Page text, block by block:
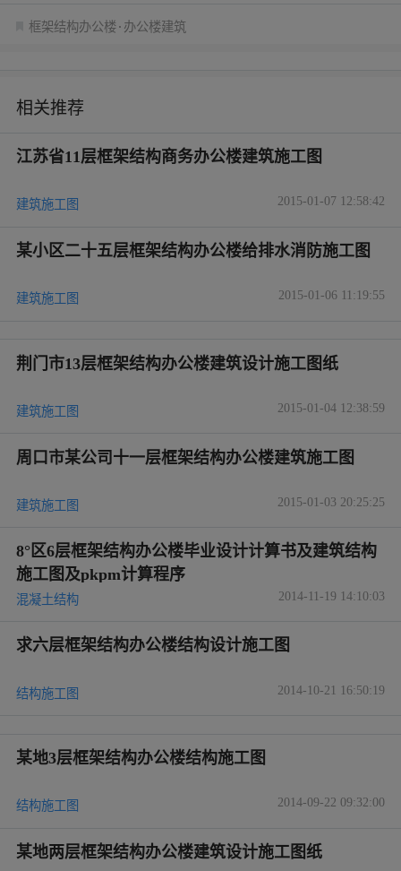
框架结构办公楼 办公楼建筑
相关推荐
江苏省11层框架结构商务办公楼建筑施工图
建筑施工图 2015-01-07 12:58:42
某小区二十五层框架结构办公楼给排水消防施工图
建筑施工图 2015-01-06 11:19:55
荆门市13层框架结构办公楼建筑设计施工图纸
建筑施工图 2015-01-04 12:38:59
周口市某公司十一层框架结构办公楼建筑施工图
建筑施工图 2015-01-03 20:25:25
8°区6层框架结构办公楼毕业设计计算书及建筑结构
施工图及pkpm计算程序
混凝土结构 2014-11-19 14:10:03
求六层框架结构办公楼结构设计施工图
结构施工图 2014-10-21 16:50:19
某地3层框架结构办公楼结构施工图
结构施工图 2014-09-22 09:32:00
某地两层框架结构办公楼建筑设计施工图纸